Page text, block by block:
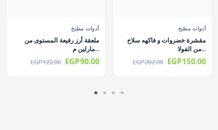
أدوات مطبخ
ملعقة أرز رفيعة المستوى من
مارلين م...
EGP122.00 EGP90.00
أدوات مطبخ
مقشرة خضروات و فاكهه سلاح
من الفولا...
EGP202.00 EGP150.00